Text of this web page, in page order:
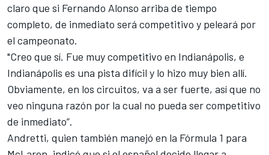
claro que si Fernando Alonso arriba de tiempo
completo, de inmediato será competitivo y peleará por
el campeonato.
"Creo que sí. Fue muy competitivo en Indianápolis, e
Indianápolis es una pista difícil y lo hizo muy bien allí.
Obviamente, en los circuitos, va a ser fuerte, así que no
veo ninguna razón por la cual no pueda ser competitivo
de inmediato”.
Andretti, quien también manejó en la Fórmula 1 para